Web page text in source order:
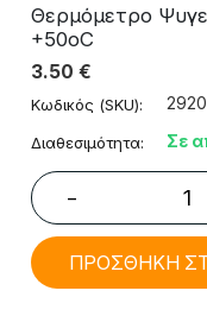
Θερμόμετρο
+50οC
3.50 €
Κωδικός (SKU):
Διαθεσιμότητα: Σε
−
ΠΡΟΣΘΗΚΗ